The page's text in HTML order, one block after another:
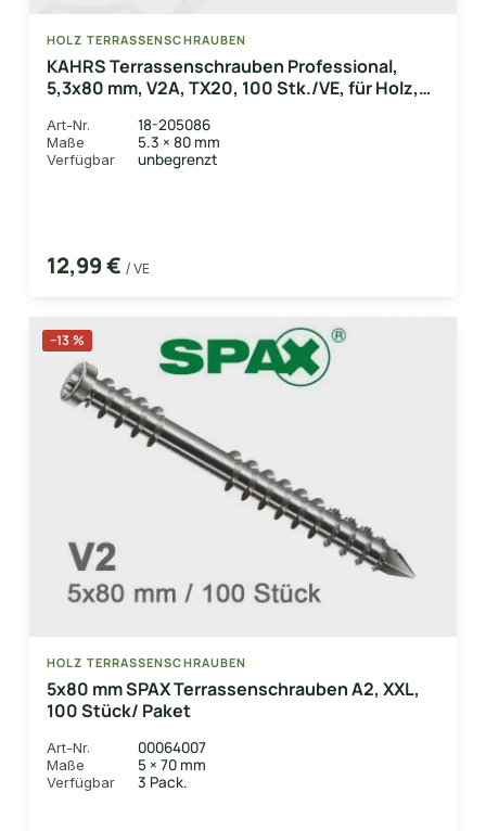
HOLZ TERRASSENSCHRAUBEN
KAHRS Terrassenschrauben Professional,
5,3x80 mm, V2A, TX20, 100 Stk./VE, für Holz,
Art-Nr. 18-205086
Maße 5.3 × 80 mm
Verfügbar unbegrenzt
12,99 € / VE
−13 %
HOLZ TERRASSENSCHRAUBEN
5x80 mm SPAX Terrassenschrauben A2, XXL,
100 Stück/ Paket
Art-Nr. 00064007
Maße 5 × 70 mm
Verfügbar 3 Pack.